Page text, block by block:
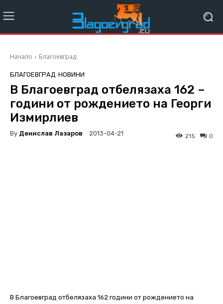
Начало Благоевград
БЛАГОЕВГРАД НОВИНИ
В Благоевград отбелязаха 162 –
години от рождението на Георги
Измирлиев
By Денислав Лазаров 2013-04-21 0
215
В Благоевград отбелязаха 162 години от рождението на